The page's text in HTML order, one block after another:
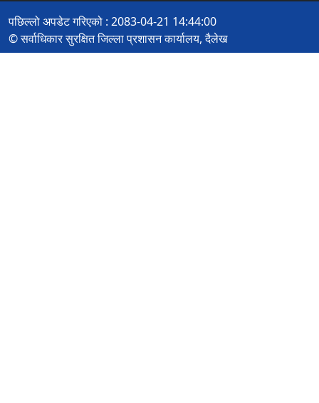
पछिल्लो अपडेट गरिएको : 2083-04-21 14:44:00
© सर्वाधिकार सुरक्षित जिल्ला प्रशासन कार्यालय, दैलेख